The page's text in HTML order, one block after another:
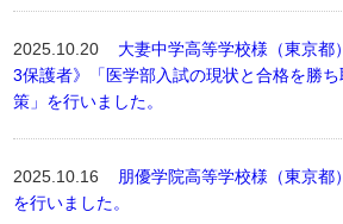
2025.10.20 大妻中学高等学校様（東京都
3保護者》「医学部入試の現状と合格を勝
策」を行いました。
2025.10.16
朋優学院高等学校様（東京都
を行いました。